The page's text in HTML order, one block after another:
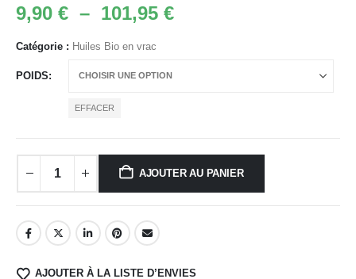
9,90 € – 101,95 €Plage
Catégorie : Huiles Bio en vrac
POIDS
EFFACER
AJOUTER AU PANIER
AJOUTER À LA LISTE D’ENVIES